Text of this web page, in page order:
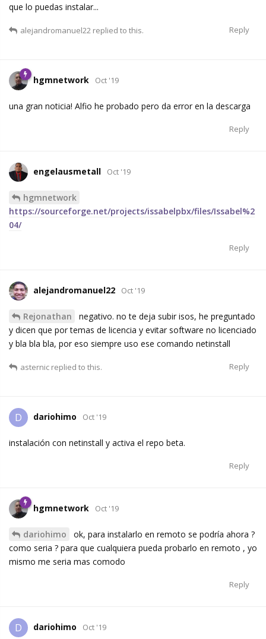
que lo puedas instalar...
Reply
alejandromanuel22 replied to this.
hgmnetwork Oct '19
una gran noticia! Alfio he probado pero da error en la descarga
Reply
engelausmetall Oct '19
hgmnetwork
https://sourceforge.net/projects/issabelpbx/files/Issabel%2
04/
Reply
alejandromanuel22 Oct '19
Rejonathan
negativo. no te deja subir isos, he preguntado
y dicen que por temas de licencia y evitar software no licenciado
y bla bla bla, por eso siempre uso ese comando netinstall
Reply
asternic replied to this.
D dariohimo Oct '19
instalación con netinstall y activa el repo beta.
Reply
hgmnetwork Oct '19
dariohimo
ok, para instalarlo en remoto se podría ahora ?
como seria ? para que cualquiera pueda probarlo en remoto , yo
mismo me seria mas comodo
Reply
D dariohimo Oct '19